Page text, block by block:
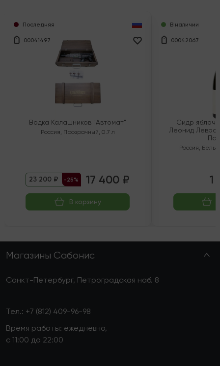
Последняя
00041497
Водка Калашников "Автомат"
Россия, Прозрачный, 0.7 л
23 200 ₽ -25% 17 400 ₽
В корзину
В наличии
00042067
Сидр
Леонид
Россия, Белый
1
Магазины Сабонис
Санкт-Петербург, Петроградская наб. 8
Тел.: +7 (812) 409-96-98
Время работы: ежедневно,
с 11:00 до 22:00